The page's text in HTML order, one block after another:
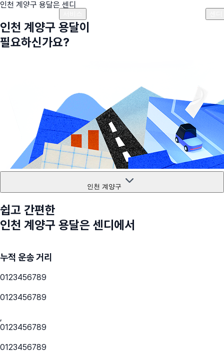
인천 계양구 용달은 센디
인천 계양구 용달이
필요하신가요?
인천 계양구
쉽고 간편한
인천 계양구 용달은 센디에서
누적 운송 거리
0123456789
0123456789
,
0123456789
0123456789